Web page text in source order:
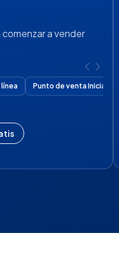
comenzar a vender
línea Punto de venta Inicial